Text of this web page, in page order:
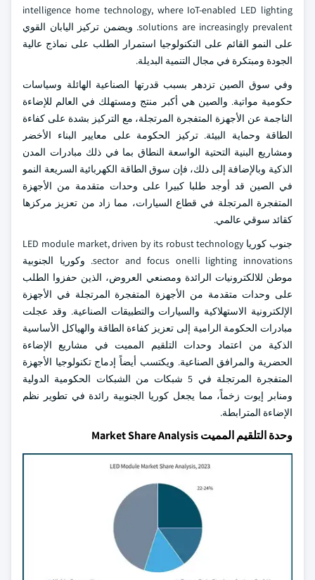
intelligence home technology, where IoT-enabled LED lighting
solutions are increasingly prevalent. ويضمن تركيز اليابان القوي
على النمو القائم على التكنولوجيا استمرار الطلب على نماذج عالية
الجودة ومبتكرة في مجال التنمية البديلة.
وفي سوق الصين تزدهر بسبب قدرتها الصناعية الهائلة وسياسات
حكومية مواتية. والصين هي أكبر منتج ومستهلك في العالم للإضاءة
الناجمة عن الأجهزة المتفجرة المرتجلة، مع التركيز بشدة على كفاءة
الطاقة وحماية البيئة. تركيز الحكومة على معايير البناء الأخضر
ومشاريع البنية التحتية الواسعة النطاق بما في ذلك مبادرات المدن
الذكية وبالإضافة إلى ذلك، فإن سوق الطاقة الكهربائية السريعة النمو
في الصين قد أوجد طلبا كبيرا على وحدات متقدمة من الأجهزة
المتفجرة المرتجلة في قطاع السيارات، مما زاد من تعزيز مركزها
كقائد سوقي عالمي.
جنوب كوريا LED module market, driven by its robust technology
sector and focus onelli lighting innovations. وكوريا الجنوبية
موطن للالكترونيات الرائدة ومصنعي العروض، الذين حفزوا الطلب
على وحدات متقدمة من الأجهزة المتفجرة المرتجلة في الأجهزة
الإلكترونية الاستهلاكية والسيارات والتطبيقات الصناعية. وقد عجلت
مبادرات الحكومة الرامية إلى تعزيز كفاءة الطاقة والهياكل الأساسية
الذكية من اعتماد وحدات التلقيم المميت في مشاريع الإضاءة
الحضرية والمرافق الصناعية. ويكتسب أيضاً إدماج تكنولوجيا الأجهزة
المتفجرة المرتجلة في 5 شبكات من الشبكات الحكومية الدولية
ومنابر إيوت زخماً، مما يجعل كوريا الجنوبية رائدة في تطوير نظم
الإضاءة المترابطة.
وحدة التلقيم المميت Market Share Analysis